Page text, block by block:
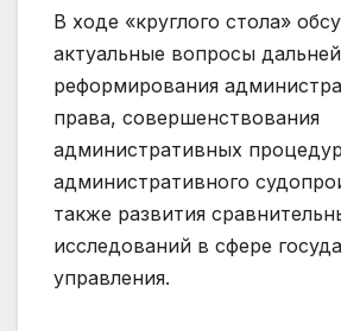
В ходе «круглого стола»
актуальные вопросы
реформирования
права, совершенствования
административных
административного
также развития
исследований в сфере
управления.